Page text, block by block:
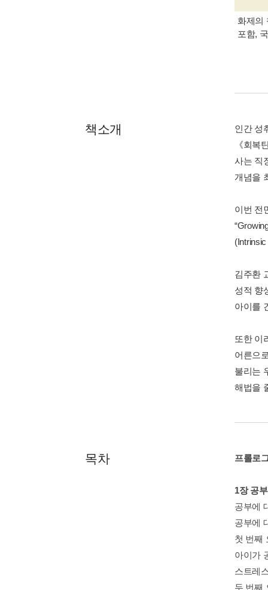
화제의
포함,
책소개
인간 성
《회복
사는 직
개념을
이번 전
김주환
성적 향
아이를
또한 이
어른으
불리는
해법을
목차 프롤로
1장 공
공부에
공부에
첫 번째
아이가
스트레
두 번째